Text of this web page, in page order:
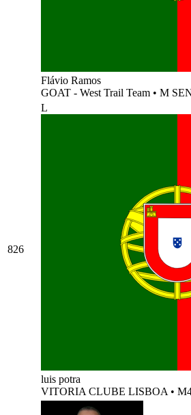
Flávio Ramos
GOAT - West Trail Team • M
826
L
luis potra
VITORIA CLUBE LISBOA •